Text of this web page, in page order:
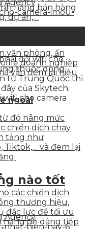
năng bán hàng
dự án,…
văn phòng, ấn
doanh nghiệp
vẫn đem lại hiệu
ngoài
đó nâng mức
chiến dịch chạy
tảng như
Tiktok,… và đem lại
các chiến dịch
thương hiệu,
đắc lực để tối ưu
hàng dễ dàng tiếp
Agency
đổi wifi cho
thuộc dòng
từ Trung Quốc thì
của Skytech.
cho camera
nào tốt
Agency